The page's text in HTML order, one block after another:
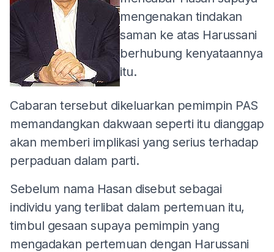
mengenakan tindakan
saman ke atas Harussani
berhubung kenyataannya
itu.
Cabaran tersebut dikeluarkan pemimpin PAS
memandangkan dakwaan seperti itu dianggap
akan memberi implikasi yang serius terhadap
perpaduan dalam parti.
Sebelum nama Hasan disebut sebagai
individu yang terlibat dalam pertemuan itu,
timbul gesaan supaya pemimpin yang
mengadakan pertemuan dengan Harussani